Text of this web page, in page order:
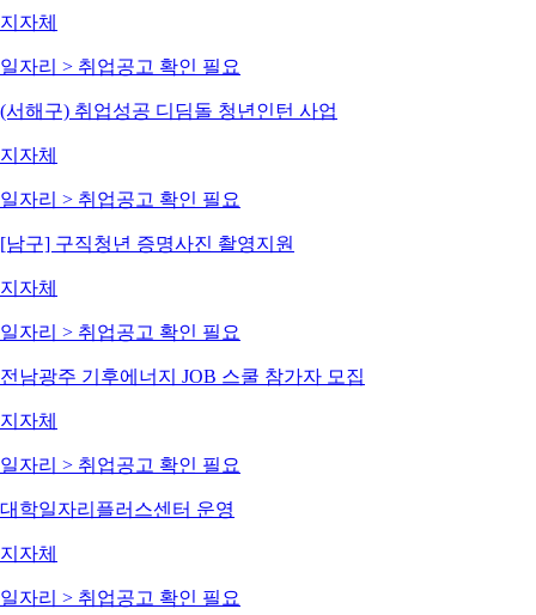
지자체
일자리 > 취업공고 확인 필요
(서해구) 취업성공 디딤돌 청년인턴 사업
지자체
일자리 > 취업공고 확인 필요
[남구] 구직청년 증명사진 촬영지원
지자체
일자리 > 취업공고 확인 필요
전남광주 기후에너지 JOB 스쿨 참가자 모집
지자체
일자리 > 취업공고 확인 필요
대학일자리플러스센터 운영
지자체
일자리 > 취업공고 확인 필요